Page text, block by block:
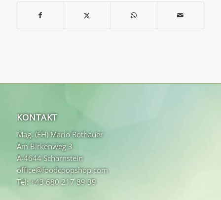
KONTAKT
Mag. (FH) Mario Rothauer
Am Birkenweg 3
A-4644 Scharnstein
office@foodcoopshop.com
Tel: +43 680 217 89 39